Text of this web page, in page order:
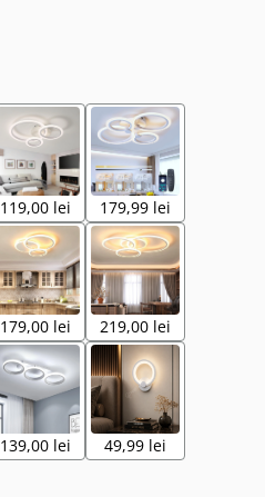
119,00 lei 179,99 lei
179,00 lei 219,00 lei
139,00 lei 49,99 lei